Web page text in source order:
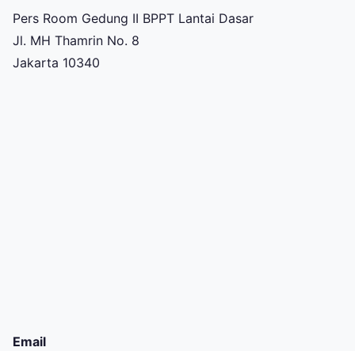
Pers Room Gedung II BPPT Lantai Dasar
Jl. MH Thamrin No. 8
Jakarta 10340
Email